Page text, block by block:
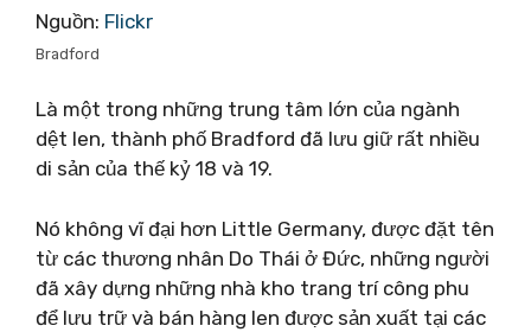
Nguồn: Flickr
Bradford
Là một trong những trung tâm lớn của ngành
dệt len, thành phố Bradford đã lưu giữ rất nhiều
di sản của thế kỷ 18 và 19.
Nó không vĩ đại hơn Little Germany, được đặt tên
từ các thương nhân Do Thái ở Đức, những người
đã xây dựng những nhà kho trang trí công phu
để lưu trữ và bán hàng len được sản xuất tại các